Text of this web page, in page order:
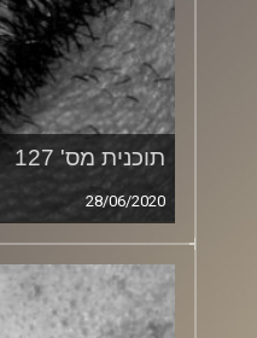
תוכנית מס' 127
28/06/2020